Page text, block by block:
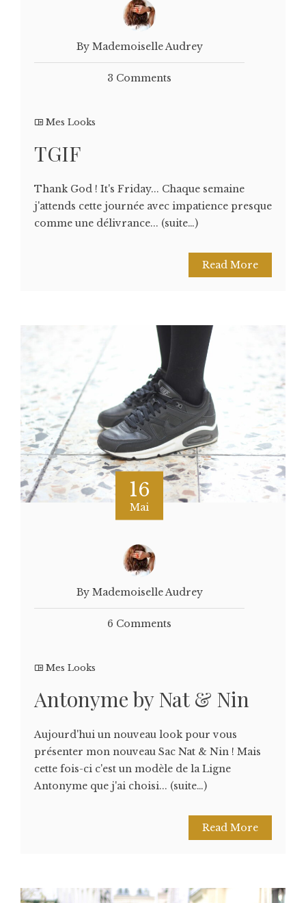
By Mademoiselle Audrey
3 Comments
Mes Looks
TGIF
Thank God ! It's Friday... Chaque semaine
j'attends cette journée avec impatience presque
comme une délivrance... (suite…)
Read More
16
Mai
By Mademoiselle Audrey
6 Comments
Mes Looks
Antonyme by Nat & Nin
Aujourd'hui un nouveau look pour vous
présenter mon nouveau Sac Nat & Nin ! Mais
cette fois-ci c'est un modèle de la Ligne
Antonyme que j'ai choisi... (suite…)
Read More